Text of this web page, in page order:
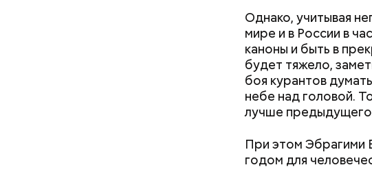
Однако, учитывая
мире и в России в
каноны и быть в
будет тяжело,
боя курантов
небе над головой.
лучше
При этом Эбрагими
годом для
отдать
— посоветовал
Хотела
падении